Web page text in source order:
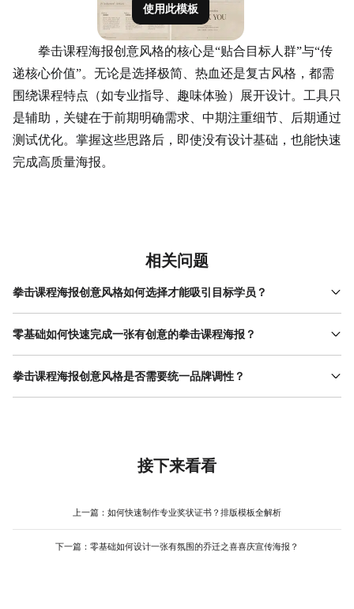
使用此模板
拳击课程海报创意风格的核心是“贴合目标人群”与“传
递核心价值”。无论是选择极简、热血还是复古风格，都需
围绕课程特点（如专业指导、趣味体验）展开设计。工具只
是辅助，关键在于前期明确需求、中期注重细节、后期通过
测试优化。掌握这些思路后，即使没有设计基础，也能快速
完成高质量海报。
相关问题
拳击课程海报创意风格如何选择才能吸引目标学员？
选择风格需结合目标学员的年龄、性别和兴趣。例如，面向20-35
岁年轻男性，热血运动风（高饱和度色彩、动态元素）更易引发共
期体验课适合活泼风格，长期训练课程则需突出专业性。美图设计
零基础如何快速完成一张有创意的拳击课程海报？
零基础用户可优先使用模板工具，如美图设计室。其 操作流程 简
单：选择拳击主题模板后，替换文字（课程名称、时间、联系方
拳击课程海报创意风格是否需要统一品牌调性？
统一品牌调性能增强学员对课程的信任感。若品牌主打“专业”“高
让学员快速识别品牌。美图设计室的模板库支持按品牌色筛选，用
户可上传品牌Logo，工具自动匹配配色方案，确保海报与品牌视觉
接下来看看
上一篇： 如何快速制作专业奖状证书？排版模板全解析
下一篇： 零基础如何设计一张有氛围的乔迁之喜喜庆宣传海报？